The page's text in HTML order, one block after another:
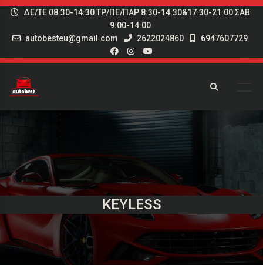
ΔΕ/ΤΕ 08:30-14:30 ΤΡ/ΠΕ/ΠΑΡ 8:30-14:30&17:30-21:00 ΣΑΒ
9:00-14:00
autobesteu@gmail.com
2622024860 6947607729
KEYLESS